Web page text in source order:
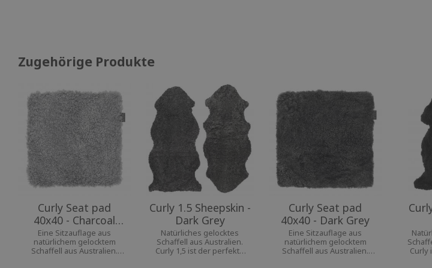
Zugehörige Produkte
Curly Seat pad
40x40 - Charcoal
Silvergrey
Eine Sitzauflage aus
natürlichem gelocktem
Schaffell aus Australien.
Curly 1.5 Sheepskin -
Dark Grey
Natürliches gelocktes
Schaffell aus Australien.
Curly 1,5 ist der perfekte
Curly Seat pad
40x40 - Dark Grey
Eine Sitzauflage aus
natürlichem gelocktem
Schaffell aus Australien.
Curly